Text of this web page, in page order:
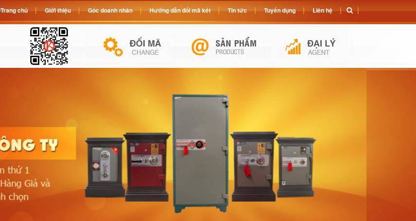
Trang chủ Giới thiệu Góc doanh nhân Hướng dẫn đổi mã két Tin tức Tuyển dụng Liên hệ